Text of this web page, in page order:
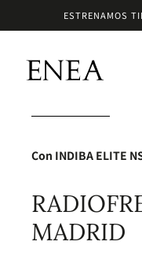
ESTRENAMOS
Con INDIBA ELITE
MADRID